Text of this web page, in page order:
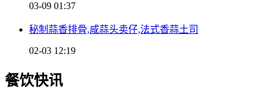
03-09 01:37
秘制蒜香排骨,咸蒜头卖仔,法式香蒜土司
02-03 12:19
餐饮快讯